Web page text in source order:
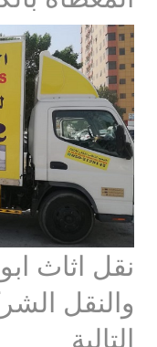
نقل اثاث
والنقل
التالية